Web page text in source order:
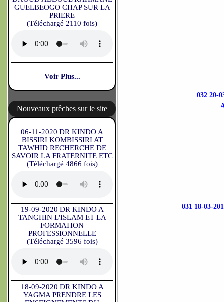
GUELBEOGO CHAP SUR LA
PRIERE
(Téléchargé 2110 fois)
Voir Plus...
Nouveaux prêches sur le site
06-11-2020 DR KINDO A
BISSIRI KOMBISSIRI AT
TAWHID RECHERCHE DE
SAVOIR LA FRATERNITE ETC
(Téléchargé 4866 fois)
19-09-2020 DR KINDO A
TANGHIN L'ISLAM ET LA
FORMATION
PROFESSIONNELLE
(Téléchargé 3596 fois)
18-09-2020 DR KINDO A
YAGMA PRENDRE LES
032 20-
031 18-03-